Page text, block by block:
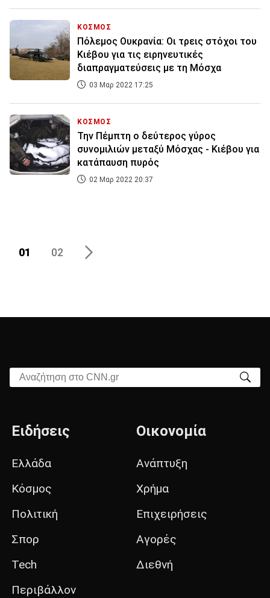
ΚΟΣΜΟΣ
Πόλεμος Ουκρανία: Οι τρεις στόχοι του
Κιέβου για τις ειρηνευτικές
διαπραγματεύσεις με τη Μόσχα
03 Μαρ 2022 17:25
ΚΟΣΜΟΣ
Την Πέμπτη ο δεύτερος γύρος
συνομιλιών μεταξύ Μόσχας - Κιέβου για
κατάπαυση πυρός
02 Μαρ 2022 20:37
01 02
Αναζήτηση στο CNN.gr
Ειδήσεις
Ελλάδα
Κόσμος
Πολιτική
Σπορ
Tech
Περιβάλλον
Οικονομία
Ανάπτυξη
Χρήμα
Επιχειρήσεις
Αγορές
Διεθνή